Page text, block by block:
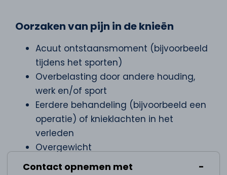
Oorzaken van pijn in de knieën
Acuut ontstaansmoment (bijvoorbeeld
tijdens het sporten)
Overbelasting door andere houding,
werk en/of sport
Eerdere behandeling (bijvoorbeeld een
operatie) of knieklachten in het
verleden
Overgewicht
Aanleg en erfelijkheid
Contact opnemen met